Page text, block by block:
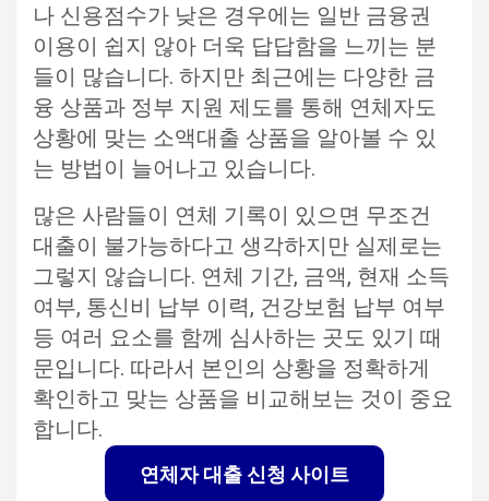
나 신용점수가 낮은 경우에는 일반 금융권
이용이 쉽지 않아 더욱 답답함을 느끼는 분
들이 많습니다. 하지만 최근에는 다양한 금
융 상품과 정부 지원 제도를 통해 연체자도
상황에 맞는 소액대출 상품을 알아볼 수 있
는 방법이 늘어나고 있습니다.
많은 사람들이 연체 기록이 있으면 무조건
대출이 불가능하다고 생각하지만 실제로는
그렇지 않습니다. 연체 기간, 금액, 현재 소득
여부, 통신비 납부 이력, 건강보험 납부 여부
등 여러 요소를 함께 심사하는 곳도 있기 때
문입니다. 따라서 본인의 상황을 정확하게
확인하고 맞는 상품을 비교해보는 것이 중요
합니다.
연체자 대출 신청 사이트